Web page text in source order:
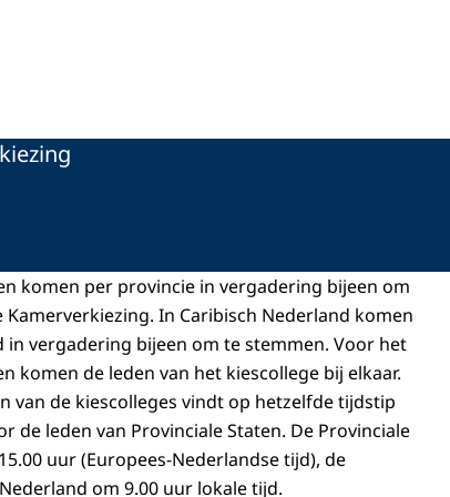
komen per provincie in vergadering bijeen om
In Caribisch Nederland komen
in vergadering bijeen om te stemmen. Voor het
komen de leden van het kiescollege bij elkaar.
van de kiescolleges vindt op hetzelfde tijdstip
de leden van Provinciale Staten. De Provinciale
uur (Europees-Nederlandse tijd), de
om 9.00 uur lokale tijd.